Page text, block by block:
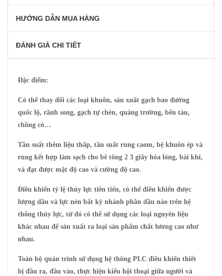
HƯỚNG DẪN MUA HÀNG
ĐÁNH GIÁ CHI TIẾT
Đặc điểm:
Có thể thay đổi các loại khuôn, sản xuất gạch bao đường
quốc lộ, rãnh song, gạch tự chèn, quảng trường, bến tàu,
chồng cỏ…
Tần suất thêm liệu thấp, tần suất rung caom, bệ khuôn ép và
rung kết hợp làm sạch cho bê tông 2 3 giây hóa lỏng, bài khí,
và đạt được mật độ cao và cường độ cao.
Điều khiển tỷ lệ thủy lực tiên tiến, có thể điều khiển được
lượng dầu và lực nén bất kỳ nhánh phần dầu nào trên hệ
thống thủy lực, từ đó có thể sử dụng các loại nguyên liệu
khác nhau để sản xuất ra loại sản phẩm chất lương cao như
nhau.
Toàn bộ quán trình sử dụng hệ thông PLC điều khiển thiết
bị đầu ra, đầu vào, thực hiện kiểu hội thoại giữa người và